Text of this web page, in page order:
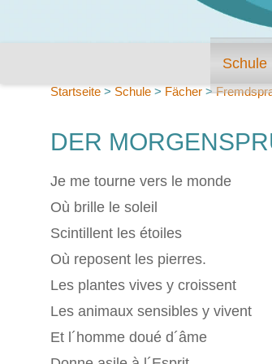
Schule
Startseite > Schule > Fächer >
DER
Je me tourne vers le monde
Où brille le soleil
Scintillent les étoiles
Où reposent les pierres.
Les plantes vives y croissent
Les animaux sensibles y vivent
Et l´homme doué d´âme